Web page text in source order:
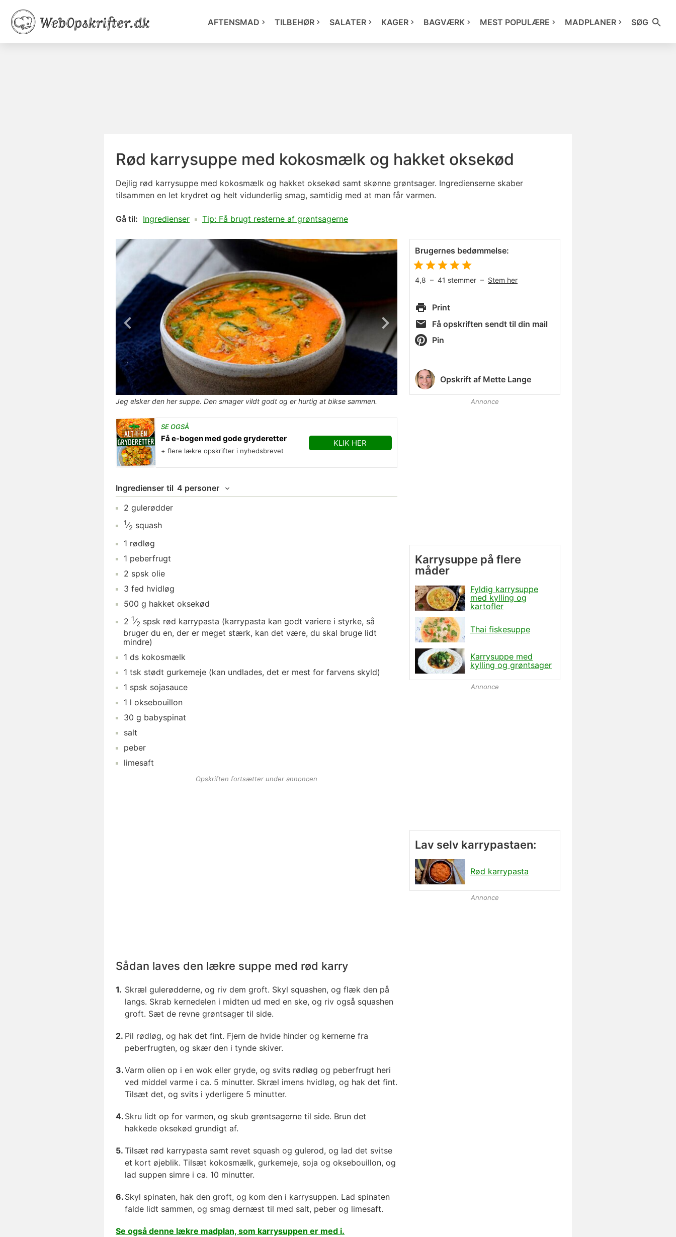
AFTENSMAD TILBEHØR SALATER KAGER BAGVÆRK MEST POPULÆRE MADPLANER SØG
Rød karrysuppe med kokosmælk og hakket oksekød
Dejlig rød karrysuppe med kokosmælk og hakket oksekød samt skønne grøntsager. Ingredienserne skaber
tilsammen en let krydret og helt vidunderlig smag, samtidig med at man får varmen.
Gå til: Ingredienser Tip: Få brugt resterne af grøntsagerne
Jeg elsker den her suppe. Den smager vildt godt og er hurtig at bikse sammen.
SE OGSÅ
Få e-bogen med gode gryderetter
+ flere lækre opskrifter i nyhedsbrevet
KLIK HER
Ingredienser til 4 personer
2 gulerødder
1⁄2 squash
1 rødløg
1 peberfrugt
2 spsk olie
3 fed hvidløg
500 g hakket oksekød
2 1⁄2 spsk rød karrypasta (karrypasta kan godt variere i styrke, så
bruger du en, der er meget stærk, kan det være, du skal bruge lidt
mindre)
1 ds kokosmælk
1 tsk stødt gurkemeje (kan undlades, det er mest for farvens skyld)
1 spsk sojasauce
1 l oksebouillon
30 g babyspinat
salt
peber
limesaft
Opskriften fortsætter under annoncen
Sådan laves den lækre suppe med rød karry
Skræl gulerødderne, og riv dem groft. Skyl squashen, og flæk den på
langs. Skrab kernedelen i midten ud med en ske, og riv også squashen
groft. Sæt de revne grøntsager til side.
Pil rødløg, og hak det fint. Fjern de hvide hinder og kernerne fra
peberfrugten, og skær den i tynde skiver.
Varm olien op i en wok eller gryde, og svits rødløg og peberfrugt heri
ved middel varme i ca. 5 minutter. Skræl imens hvidløg, og hak det fint.
Tilsæt det, og svits i yderligere 5 minutter.
Skru lidt op for varmen, og skub grøntsagerne til side. Brun det
hakkede oksekød grundigt af.
Tilsæt rød karrypasta samt revet squash og gulerod, og lad det svitse
et kort øjeblik. Tilsæt kokosmælk, gurkemeje, soja og oksebouillon, og
lad suppen simre i ca. 10 minutter.
Skyl spinaten, hak den groft, og kom den i karrysuppen. Lad spinaten
falde lidt sammen, og smag dernæst til med salt, peber og limesaft.
Se også denne lækre madplan, som karrysuppen er med i.
Brugernes bedømmelse:
4,8 – 41 stemmer – Stem her
Print
Få opskriften sendt til din mail
Pin
Opskrift af Mette Lange
Annonce
Karrysuppe på flere
måder
Fyldig karrysuppe
med kylling og
kartofler
Thai fiskesuppe
Karrysuppe med
kylling og grøntsager
Annonce
Lav selv karrypastaen:
Rød karrypasta
Annonce